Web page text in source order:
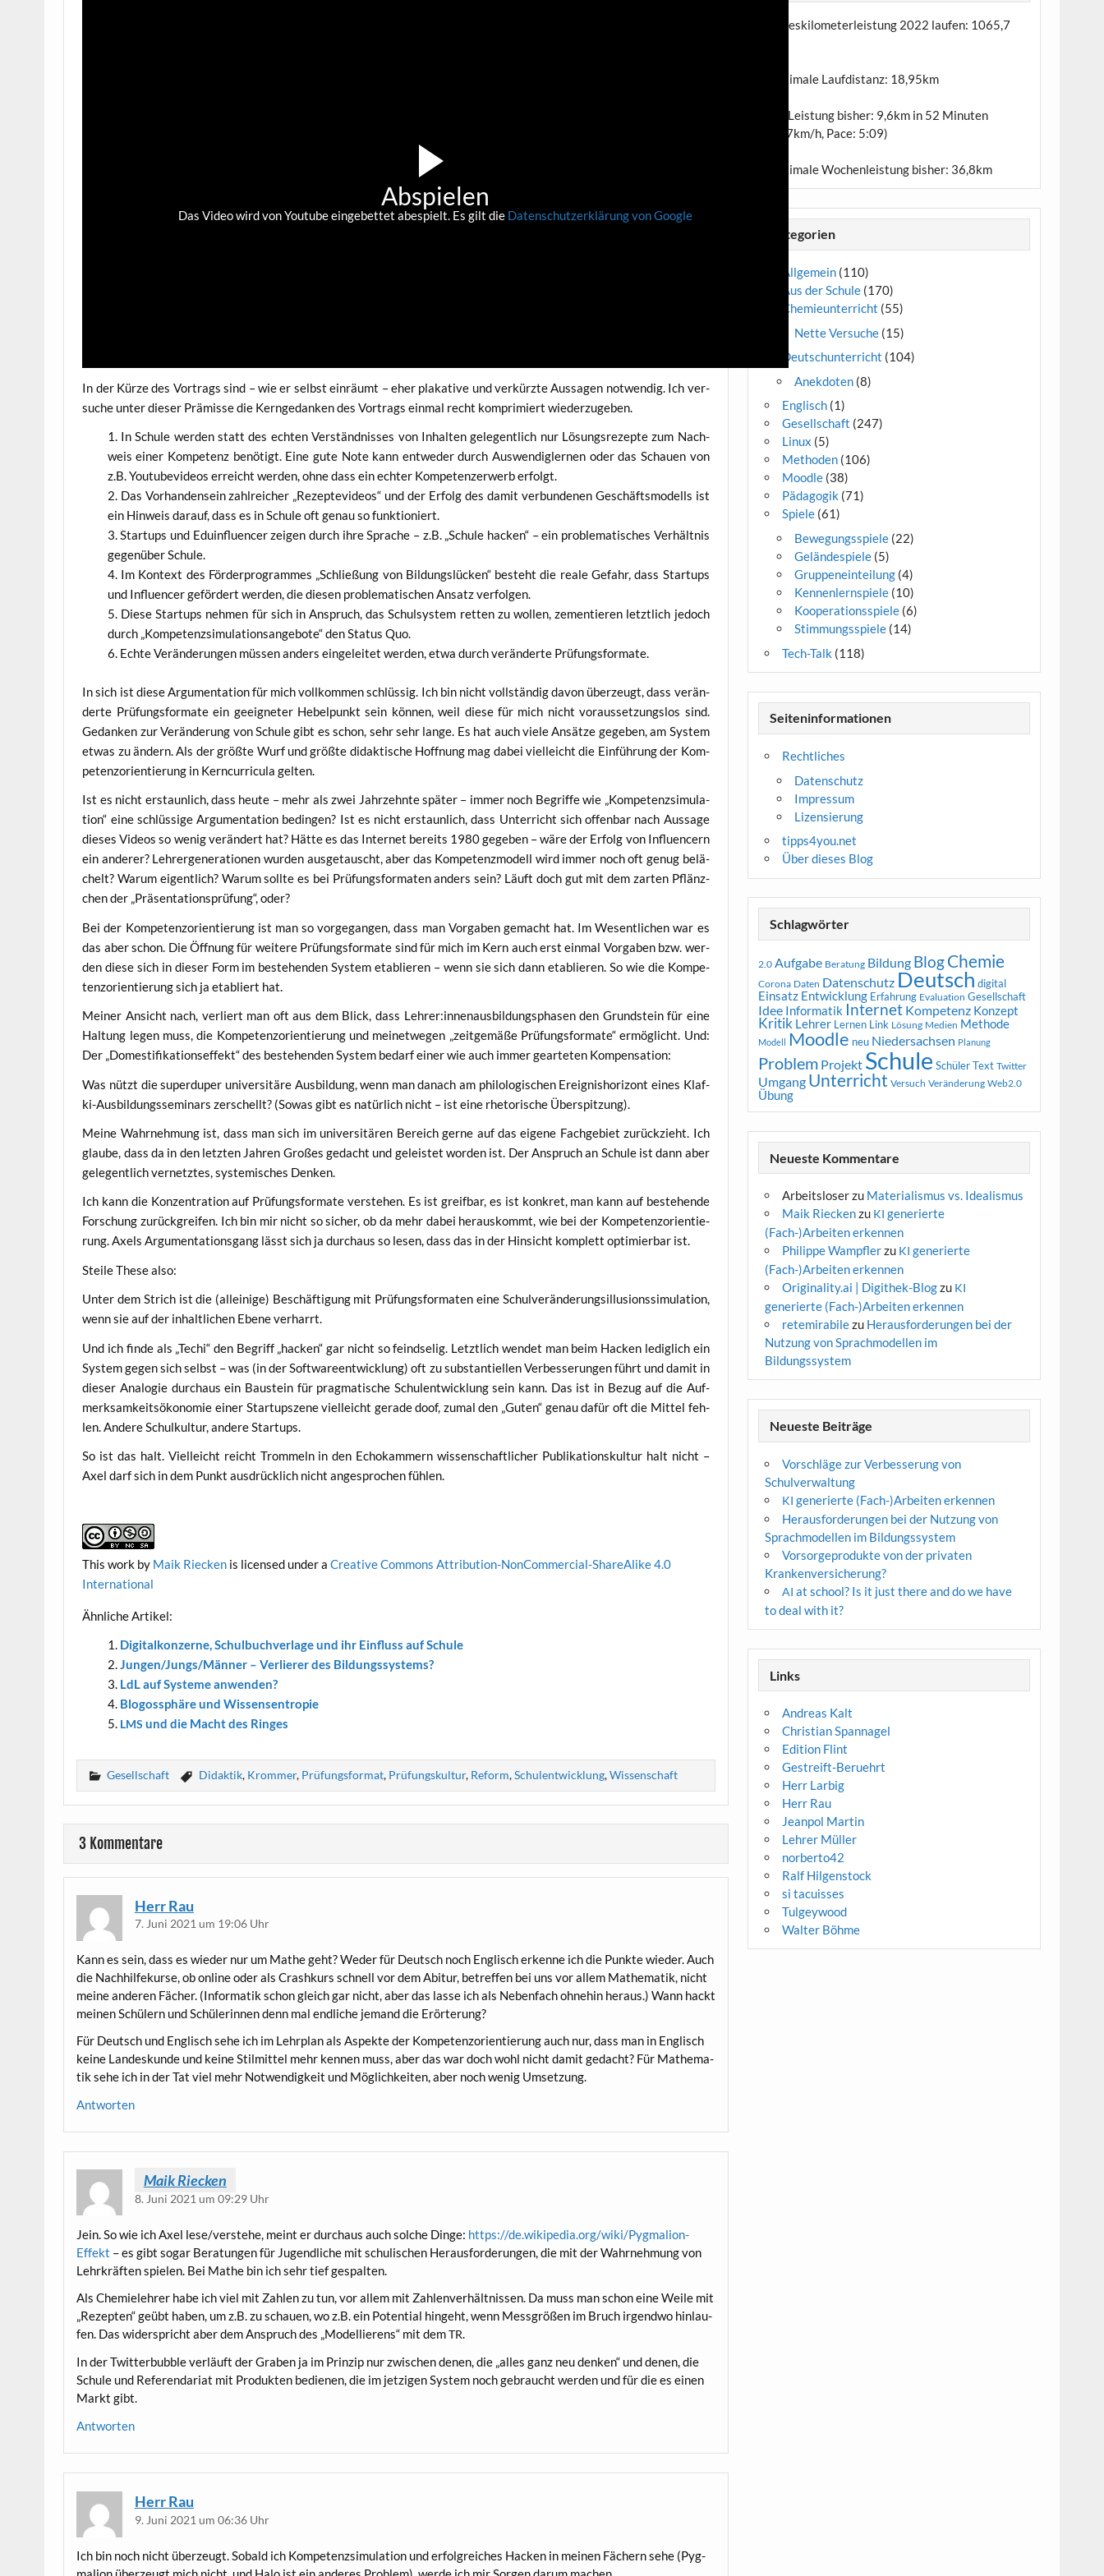
Abspielen
Das Video wird von Youtube eingebettet abespielt. Es gilt die Datenschutzerklärung von Google
In der Kür­ze des Vor­trags sind – wie er selbst ein­räumt – eher pla­ka­ti­ve und ver­kürz­te Aus­sa­gen not­wen­dig. Ich ver­
su­che unter die­ser Prä­mis­se die Kern­ge­dan­ken des Vor­trags ein­mal recht kom­pri­miert wiederzugeben.
In Schu­le wer­den statt des ech­ten Ver­ständ­nis­ses von Inhal­ten gele­gent­lich nur Lösungs­re­zep­te zum Nach­
weis einer Kom­pe­tenz benö­tigt. Eine gute Note kann ent­we­der durch Aus­wen­dig­ler­nen oder das Schau­en von
z.B. You­tube­vi­de­os erreicht wer­den, ohne dass ein ech­ter Kom­pe­tenz­er­werb erfolgt.
Das Vor­han­den­sein zahl­rei­cher „Rezept­evi­de­os“ und der Erfolg des damit ver­bun­de­nen Geschäfts­mo­dells ist
ein Hin­weis dar­auf, dass es in Schu­le oft genau so funktioniert.
Start­ups und Eduin­fluen­cer zei­gen durch ihre Spra­che – z.B. „Schu­le hacken“ – ein pro­ble­ma­ti­sches Ver­hält­nis
gegen­über Schule.
Im Kon­text des För­der­pro­gram­mes „Schlie­ßung von Bil­dungs­lü­cken“ besteht die rea­le Gefahr, dass Start­ups
und Influen­cer geför­dert wer­den, die die­sen pro­ble­ma­ti­schen Ansatz verfolgen.
Die­se Start­ups neh­men für sich in Anspruch, das Schul­sys­tem ret­ten zu wol­len, zemen­tie­ren letzt­lich jedoch
durch „Kom­pe­tenz­si­mu­la­ti­ons­an­ge­bo­te“ den Sta­tus Quo.
Ech­te Ver­än­de­run­gen müs­sen anders ein­ge­lei­tet wer­den, etwa durch ver­än­der­te Prüfungsformate.
In sich ist die­se Argu­men­ta­ti­on für mich voll­kom­men schlüs­sig. Ich bin nicht voll­stän­dig davon über­zeugt, dass ver­än­
der­te Prü­fungs­for­ma­te ein geeig­ne­ter Hebel­punkt sein kön­nen, weil die­se für mich nicht vor­aus­set­zungs­los sind.
Gedan­ken zur Ver­än­de­rung von Schu­le gibt es schon, sehr sehr lan­ge. Es hat auch vie­le Ansät­ze gege­ben, am Sys­tem
etwas zu ändern. Als der größ­te Wurf und größ­te didak­ti­sche Hoff­nung mag dabei viel­leicht die Ein­füh­rung der Kom­
pe­tenz­ori­en­tie­rung in Kern­cur­ri­cu­la gelten.
Ist es nicht erstaun­lich, dass heu­te – mehr als zwei Jahr­zehn­te spä­ter – immer noch Begrif­fe wie „Kom­pe­tenz­si­mu­la­
ti­on“ eine schlüs­si­ge Argu­men­ta­ti­on bedin­gen? Ist es nicht erstaun­lich, dass Unter­richt sich offen­bar nach Aus­sa­ge
die­ses Vide­os so wenig ver­än­dert hat? Hät­te es das Inter­net bereits 1980 gege­ben – wäre der Erfolg von Influen­cern
ein ande­rer? Leh­rer­ge­nera­tio­nen wur­den aus­ge­tauscht, aber das Kom­pe­tenz­mo­dell wird immer noch oft genug belä­
chelt? War­um eigent­lich? War­um soll­te es bei Prü­fungs­for­ma­ten anders sein? Läuft doch gut mit dem zar­ten Pflänz­
chen der „Prä­sen­ta­ti­ons­prü­fung“, oder?
Bei der Kom­pe­tenz­ori­en­tie­rung ist man so vor­ge­gan­gen, dass man Vor­ga­ben gemacht hat. Im Wesent­li­chen war es
das aber schon. Die Öff­nung für wei­te­re Prü­fungs­for­ma­te sind für mich im Kern auch erst ein­mal Vor­ga­ben bzw. wer­
den die­se sich in die­ser Form im bestehen­den Sys­tem eta­blie­ren – wenn sie sich dann eta­blie­ren. So wie die Kom­pe­
tenz­ori­en­tie­rung sich ja eta­bliert hat.
Mei­ner Ansicht nach, ver­liert man oft aus dem Blick, dass Lehrer:innenausbildungsphasen den Grund­stein für eine
Hal­tung legen muss, die Kom­pe­tenz­ori­en­tie­rung und mei­net­we­gen „zeit­ge­mä­ße Prü­fungs­for­ma­te“ ermög­licht. Und:
Der „Dome­sti­fi­ka­ti­ons­ef­fekt“ des bestehen­den Sys­tem bedarf einer wie auch immer gear­te­ten Kompensation:
Was nützt die super­du­per uni­ver­si­tä­re Aus­bil­dung, wenn man danach am phi­lo­lo­gi­schen Ereig­nis­ho­ri­zont eines Klaf­
ki-Aus­bil­dungs­se­mi­nars zer­schellt? (Sowas gibt es natür­lich nicht – ist eine rhe­to­ri­sche Überspitzung).
Mei­ne Wahr­neh­mung ist, dass man sich im uni­ver­si­tä­ren Bereich ger­ne auf das eige­ne Fach­ge­biet zurück­zieht. Ich
glau­be, dass da in den letz­ten Jah­ren Gro­ßes gedacht und geleis­tet wor­den ist. Der Anspruch an Schu­le ist dann aber
gele­gent­lich ver­netz­tes, sys­te­mi­sches Denken.
Ich kann die Kon­zen­tra­ti­on auf Prü­fungs­for­ma­te ver­ste­hen. Es ist greif­bar, es ist kon­kret, man kann auf bestehen­de
For­schung zurück­grei­fen. Ich bin mir nicht so sicher, ob da mehr dabei her­aus­kommt, wie bei der Kom­pe­tenz­ori­en­tie­
rung. Axels Argu­men­ta­ti­ons­gang lässt sich ja durch­aus so lesen, dass das in der Hin­sicht kom­plett opti­mier­bar ist.
Stei­le The­se also:
Unter dem Strich ist die (allei­ni­ge) Beschäf­ti­gung mit Prü­fungs­for­ma­ten eine Schul­ver­än­de­rungs­il­lu­si­ons­si­mu­la­ti­on,
wenn sie auf der inhalt­li­chen Ebe­ne verharrt.
Und ich fin­de als „Techi“ den Begriff „hacken“ gar nicht so feind­se­lig. Letzt­lich wen­det man beim Hacken ledig­lich ein
Sys­tem gegen sich selbst – was (in der Soft­ware­ent­wick­lung) oft zu sub­stan­ti­el­len Ver­bes­se­run­gen führt und damit in
die­ser Ana­lo­gie durch­aus ein Bau­stein für prag­ma­ti­sche Schul­ent­wick­lung sein kann. Das ist in Bezug auf die Auf­
merk­sam­keits­öko­no­mie einer Start­up­sze­ne viel­leicht gera­de doof, zumal den „Guten“ genau dafür oft die Mit­tel feh­
len. Ande­re Schul­kul­tur, ande­re Startups.
So ist das halt. Viel­leicht reicht Trom­meln in den Echo­kam­mern wis­sen­schaft­li­cher Publi­ka­ti­ons­kul­tur halt nicht –
Axel darf sich in dem Punkt aus­drück­lich nicht ange­spro­chen fühlen.
This work by Maik Riecken is licen­sed under aCrea­ti­ve Com­mons Attri­bu­ti­on-Non­Com­mer­cial-ShareA­li­ke 4.0
International
Ähn­li­che Artikel:
Digi­tal­kon­zer­ne, Schul­buch­ver­la­ge und ihr Ein­fluss auf Schule
Jungen/Jungs/Männer – Ver­lie­rer des Bildungssystems?
LdL auf Sys­te­me anwenden?
Blogos­sphä­re und Wissensentropie
LMS und die Macht des Ringes
Gesellschaft Didaktik, Krommer, Prüfungsformat, Prüfungskultur, Reform,Schulentwicklung,Wissenschaft
3 Kommentare
Herr Rau
7. Juni 2021 um 19:06 Uhr
Kann es sein, dass es wie­der nur um Mathe geht? Weder für Deutsch noch Eng­lisch erken­ne ich die Punk­te wie­der. Auch
die Nach­hil­fe­kur­se, ob online oder als Crash­kurs schnell vor dem Abitur, betref­fen bei uns vor allem Mathe­ma­tik, nicht
mei­ne ande­ren Fächer. (Infor­ma­tik schon gleich gar nicht, aber das las­se ich als Neben­fach ohne­hin her­aus.) Wann hackt
mei­nen Schü­lern und Schü­le­rin­nen denn mal end­li­che jemand die Erörterung?
Für Deutsch und Eng­lisch sehe ich im Lehr­plan als Aspek­te der Kom­pe­tenz­ori­en­tie­rung auch nur, dass man in Eng­lisch
kei­ne Lan­des­kun­de und kei­ne Stil­mit­tel mehr ken­nen muss, aber das war doch wohl nicht damit gedacht? Für Mathe­ma­
tik sehe ich in der Tat viel mehr Not­wen­dig­keit und Mög­lich­kei­ten, aber noch wenig Umsetzung.
Antworten
Maik Riecken
8. Juni 2021 um 09:29 Uhr
Jein. So wie ich Axel lese/verstehe, meint er durch­aus auch sol­che Din­ge: https://de.wikipedia.org/wiki/Pygmalion-
Effekt – es gibt sogar Bera­tun­gen für Jugend­li­che mit schu­li­schen Her­aus­for­de­run­gen, die mit der Wahr­neh­mung von
Lehr­kräf­ten spie­len. Bei Mathe bin ich sehr tief gespalten.
Als Che­mie­leh­rer habe ich viel mit Zah­len zu tun, vor allem mit Zah­len­ver­hält­nis­sen. Da muss man schon eine Wei­le mit
„Rezep­ten“ geübt haben, um z.B. zu schau­en, wo z.B. ein Poten­ti­al hin­geht, wenn Mess­grö­ßen im Bruch irgend­wo hin­lau­
fen. Das wider­spricht aber dem Anspruch des „Model­lie­rens“ mit demTR.
In der Twit­ter­bubble ver­läuft der Gra­ben ja im Prin­zip nur zwi­schen denen, die „alles ganz neu den­ken“ und denen, die
Schu­le und Refe­ren­da­ri­at mit Pro­duk­ten bedie­nen, die im jet­zi­gen Sys­tem noch gebraucht wer­den und für die es einen
Markt gibt.
Antworten
Herr Rau
9. Juni 2021 um 06:36 Uhr
Ich bin noch nicht über­zeugt. Sobald ich Kom­pe­tenz­si­mu­la­ti­on und erfolg­rei­ches Hacken in mei­nen Fächern sehe (Pyg­
Jahreskilometerleistung 2022 laufen: 1065,7
Maximale Laufdistanz: 18,95km
Top-Leistung bisher: 9,6km in 52 Minuten
(11,7km/h, Pace: 5:09)
Maximale Wochenleistung bisher: 36,8km
Kategorien
Allgemein (110)
Aus der Schule (170)
Chemieunterricht (55)
Nette Versuche (15)
Deutschunterricht (104)
Anekdoten (8)
Englisch (1)
Gesellschaft (247)
Linux (5)
Methoden (106)
Moodle (38)
Pädagogik (71)
Spiele (61)
Bewegungsspiele (22)
Geländespiele (5)
Gruppeneinteilung (4)
Kennenlernspiele (10)
Kooperationsspiele (6)
Stimmungsspiele (14)
Tech-Talk (118)
Seiteninformationen
Rechtliches
Datenschutz
Impressum
Lizensierung
tipps4you.net
Über dieses Blog
Schlagwörter
2.0 Aufgabe Beratung Bildung BlogChemie
Corona Daten Datenschutz Deutsch digital
Einsatz Entwicklung Erfahrung Evaluation Gesellschaft
Idee Informatik Internet Kompetenz Konzept
Kritik Lehrer Lernen Link Lösung Medien Methode
Modell Moodle neu Niedersachsen Planung
Problem Projekt Schule Schüler Text Twitter
Umgang Unterricht Versuch Veränderung Web2.0
Übung
Neueste Kommentare
Arbeitsloserzu Materialismus vs. Idealismus
Maik Rieckenzu KI generierte
(Fach-)Arbeiten erkennen
Philippe Wampflerzu KI generierte
(Fach-)Arbeiten erkennen
Originality.ai | Digithek-Blogzu KI
generierte (Fach-)Arbeiten erkennen
retemirabilezu Herausforderungen bei der
Nutzung von Sprachmodellen im
Bildungssystem
Neueste Beiträge
Vorschläge zur Verbesserung von
Schulverwaltung
KI generierte (Fach-)Arbeiten erkennen
Herausforderungen bei der Nutzung von
Sprachmodellen im Bildungssystem
Vorsorgeprodukte von der privaten
Krankenversicherung?
AI at school? Is it just there and do we have
to deal with it?
Links
Andreas Kalt
Christian Spannagel
Edition Flint
Gestreift-Beruehrt
Herr Larbig
Herr Rau
Jeanpol Martin
Lehrer Müller
norberto42
Ralf Hilgenstock
si tacuisses
Tulgeywood
Walter Böhme